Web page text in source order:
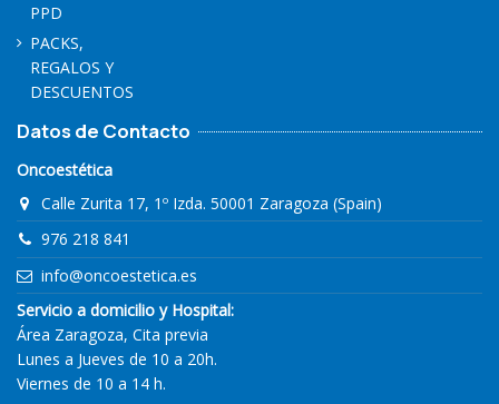
PPD
PACKS,
REGALOS Y
DESCUENTOS
Datos de Contacto
Oncoestética
Calle Zurita 17, 1º Izda. 50001 Zaragoza (Spain)
976 218 841
info@oncoestetica.es
Servicio a domicilio y Hospital:
Área Zaragoza, Cita previa
Lunes a Jueves de 10 a 20h.
Viernes de 10 a 14 h.